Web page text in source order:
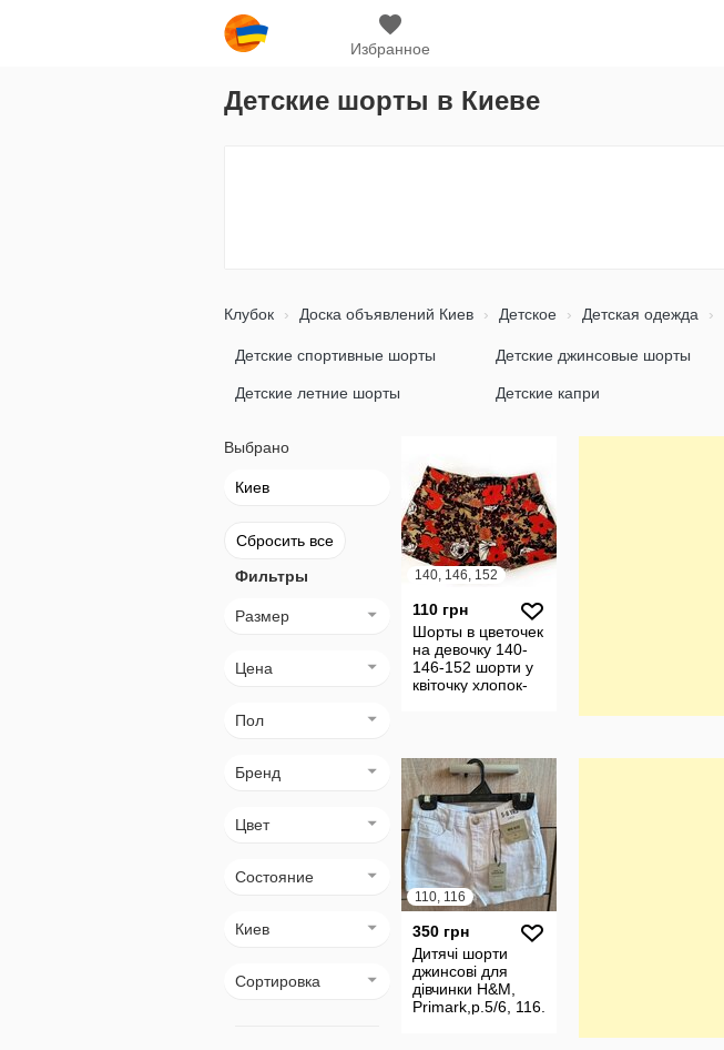
Избранное
Детские шорты в Киеве
Клубок Доска объявлений Киев Детское Детская одежда
Детские спортивные шорты Детские джинсовые шорты
Детские летние шорты Детские капри
Выбрано
Киев
Сбросить все
Фильтры
Размер
Цена
Пол
Бренд
Цвет
Состояние
Киев
Сортировка
140, 146, 152
110 грн
Шорты в цветочек
на девочку 140-
146-152 шорти у
квіточку хлопок-
110, 116
350 грн
Дитячі шорти
джинсові для
дівчинки H&М,
Primark,р.5/6, 116.